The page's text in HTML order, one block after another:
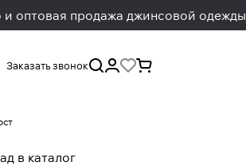
и оптовая продажа джинсовой одежды
Заказать звонок
в каталог